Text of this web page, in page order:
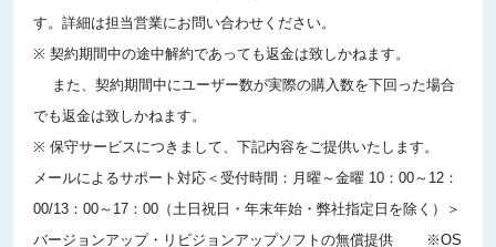
す。詳細は担当営業にお問い合わせください。
※ 契約期間中の途中解約であっても返金は致しかねます。
また、契約期間中にユーザー数が実際の購入数を下回った場合
でも返金は致しかねます。
※ 保守サービスにつきまして、下記内容をご提供いたします。
メールによるサポート対応 ＜受付時間：月曜～金曜 10：00～12：
00/13：00～17：00（土日祝日・年末年始・弊社指定日を除く）＞
バージョンアップ・リビジョンアップソフトの無償提供 ※OS